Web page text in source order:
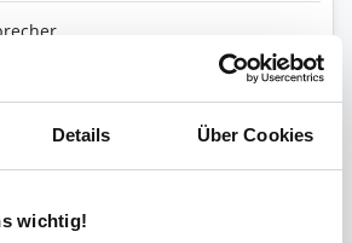
Details Über Cookies
wichtig!